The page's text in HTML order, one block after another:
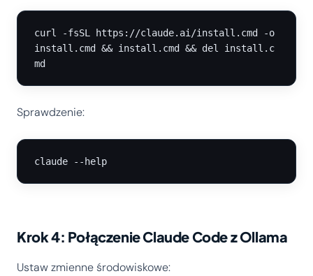
curl -fsSL https://claude.ai/install.cmd -o
install.cmd && install.cmd && del install.c
Sprawdzenie:
Krok 4: Połączenie Claude Code z Ollama
Ustaw zmienne środowiskowe: